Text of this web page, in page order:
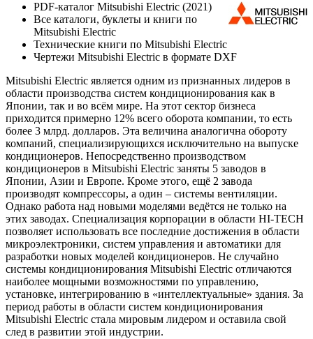
PDF-каталог Mitsubishi Electric (2021)
Все каталоги, буклеты и книги по
Mitsubishi Electric
Технические книги по Mitsubishi Electric
Чертежи Mitsubishi Electric в формате DXF
Mitsubishi Electric является одним из признанных лидеров в
области производства систем кондиционирования как в
Японии, так и во всём мире. На этот сектор бизнеса
приходится примерно 12% всего оборота компании, то есть
более 3 млрд. долларов. Эта величина аналогична обороту
компаний, специализирующихся исключительно на выпуске
кондиционеров. Непосредственно производством
кондиционеров в Mitsubishi Electric заняты 5 заводов в
Японии, Азии и Европе. Кроме этого, ещё 2 завода
производят компрессоры, а один – системы вентиляции.
Однако работа над новыми моделями ведётся не только на
этих заводах. Специализация корпорации в области HI-TECH
позволяет использовать все последние достижения в области
микроэлектроники, систем управления и автоматики для
разработки новых моделей кондиционеров. Не случайно
системы кондиционирования Mitsubishi Electric отличаются
наиболее мощными возможностями по управлению,
установке, интегрированию в «интеллектуальные» здания. За
период работы в области систем кондиционирования
Mitsubishi Electric стала мировым лидером и оставила свой
след в развитии этой индустрии.